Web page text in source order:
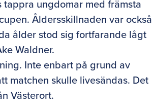
tappra ungdomar med främsta
Åldersskillnaden var också
ålder stod sig fortfarande lågt
Waldner.
Inte enbart på grund av
matchen skulle livesändas. Det
Västerort.